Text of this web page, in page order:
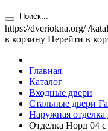
https://dveriokna.org/ /
в корзину Перейти в
Главная
Каталог
Входные двери
Стальные двери
Наружная отделка
Отделка Норд 04